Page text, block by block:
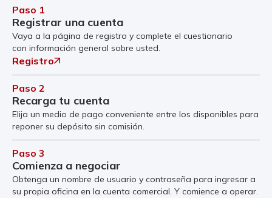
Paso 1
Registrar una cuenta
Vaya a la página de registro y complete el cuestionario
con información general sobre usted.
Registro
Paso 2
Recarga tu cuenta
Elija un medio de pago conveniente entre los disponibles para
reponer su depósito sin comisión.
Paso 3
Comienza a negociar
Obtenga un nombre de usuario y contraseña para ingresar a
su propia oficina en la cuenta comercial. Y comience a operar.